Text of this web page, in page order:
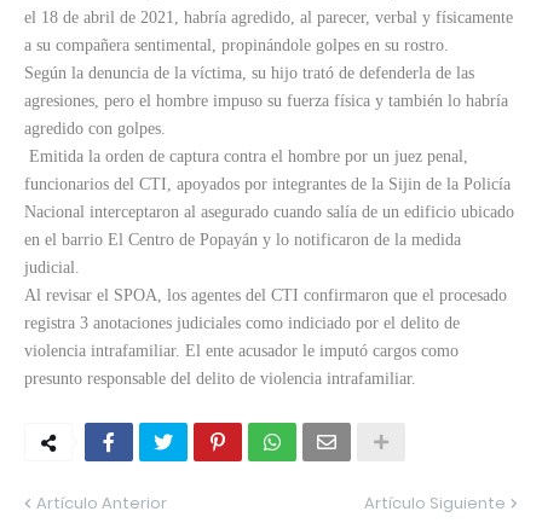
el 18 de abril de 2021, habría agredido, al parecer, verbal y físicamente
a su compañera sentimental, propinándole golpes en su rostro.
Según la denuncia de la víctima, su hijo trató de defenderla de las
agresiones, pero el hombre impuso su fuerza física y también lo habría
agredido con golpes.
Emitida la orden de captura contra el hombre por un juez penal,
funcionarios del CTI, apoyados por integrantes de la Sijin de la Policía
Nacional interceptaron al asegurado cuando salía de un edificio ubicado
en el barrio El Centro de Popayán y lo notificaron de la medida
judicial.
Al revisar el SPOA, los agentes del CTI confirmaron que el procesado
registra 3 anotaciones judiciales como indiciado por el delito de
violencia intrafamiliar. El ente acusador le imputó cargos como
presunto responsable del delito de violencia intrafamiliar.
Artículo Anterior Artículo Siguiente